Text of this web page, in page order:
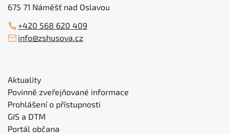
675 71 Náměšť nad Oslavou
+420 568 620 409
info@zshusova.cz
Aktuality
Povinně zveřejňované informace
Prohlášení o přístupnosti
GIS a DTM
Portál občana